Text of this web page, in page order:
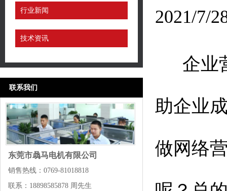
行业新闻
技术资讯
联系我们
东莞市骉马电机有限公司
销售热线：0769-81018818
联系：18898585878 周先生
2021/7/
企业
助企业
做网络